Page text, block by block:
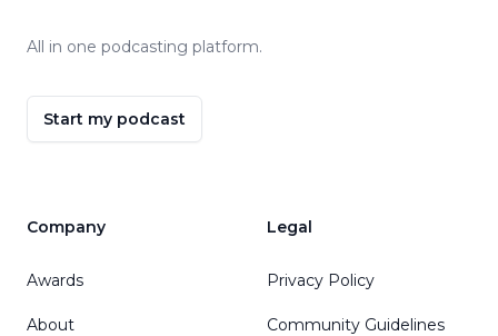
All in one podcasting platform.
Start my podcast
Company
Awards
About
Legal
Privacy Policy
Community Guidelines